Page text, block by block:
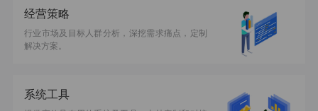
经营策略
行业市场及目标人群分析，深挖需求痛点，定制
解决方案。
系统工具